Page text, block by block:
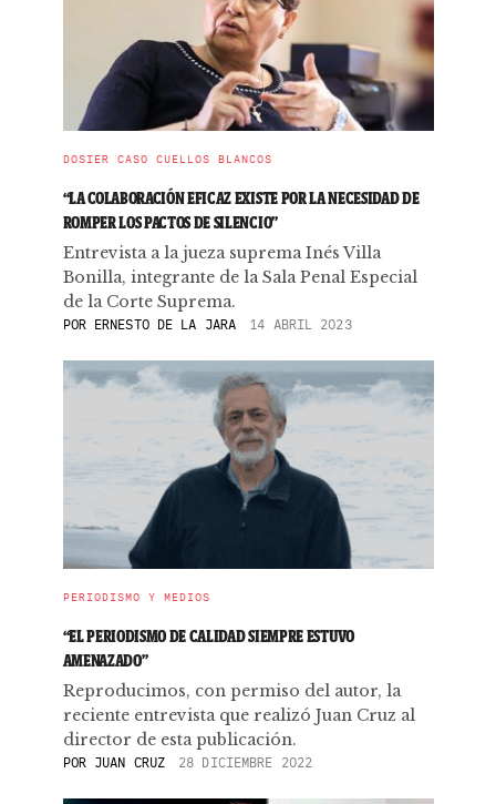
DOSIER CASO CUELLOS BLANCOS
“LA COLABORACIÓN EFICAZ EXISTE POR LA NECESIDAD DE
ROMPER LOS PACTOS DE SILENCIO”
Entrevista a la jueza suprema Inés Villa
Bonilla, integrante de la Sala Penal Especial
de la Corte Suprema.
PORERNESTO DE LA JARA 14 ABRIL 2023
PERIODISMO Y MEDIOS
“EL PERIODISMO DE CALIDAD SIEMPRE ESTUVO
AMENAZADO”
Reproducimos, con permiso del autor, la
reciente entrevista que realizó Juan Cruz al
director de esta publicación.
PORJUAN CRUZ 28 DICIEMBRE 2022